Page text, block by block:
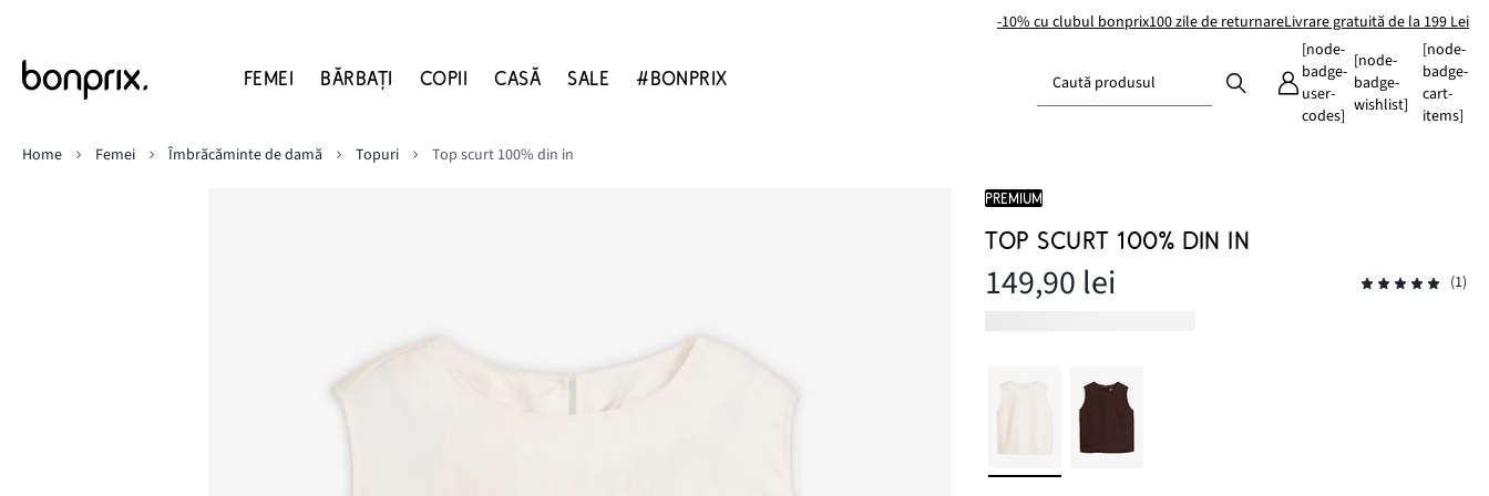
-10% cu clubul bonprix100 zile de returnareLivrare gratuită de la 199 Lei
FEMEI BĂRBAŢI COPII CASĂ SALE #BONPRIX Caută produsul
[node-
badge-
user-
codes]
[node-
badge-
wishlist]
[node-
badge-
cart-
items]
Home
Femei Îmbrăcăminte de damă Topuri Top scurt 100% din in
PREMIUM
TOP SCURT 100% DIN IN
149,90 lei (1)